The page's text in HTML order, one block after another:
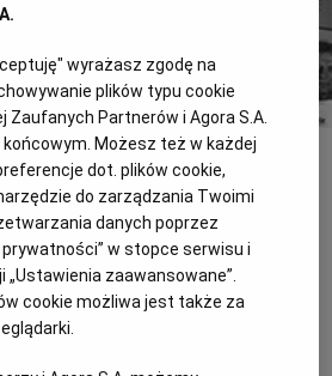
INNE
PANA PĘKA
wietrzył wielką aferę w prywatyzacji
posła Pęka nie mają nic wspólnego
ówczesny szef NIK Lech
Pęka wróciły
wyrażasz zgodę na
plików typu cookie
Zaufanych Partnerów i Agora S.A.
Możesz też w każdej
dot. plików cookie,
do zarządzania Twoimi
danych poprzez
w stopce serwisu i
zaawansowane”.
cookie możliwa jest także za